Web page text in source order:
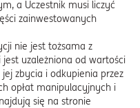
a Uczestnik musi liczyć
zainwestowanych
nie jest tożsama z
uzależniona od wartości
zbycia i odkupienia przez
opłat manipulacyjnych i
się na stronie